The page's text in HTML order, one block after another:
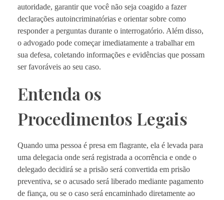
autoridade, garantir que você não seja coagido a fazer
declarações autoincriminatórias e orientar sobre como
responder a perguntas durante o interrogatório. Além disso,
o advogado pode começar imediatamente a trabalhar em
sua defesa, coletando informações e evidências que possam
ser favoráveis ao seu caso.
Entenda os
Procedimentos Legais
Quando uma pessoa é presa em flagrante, ela é levada para
uma delegacia onde será registrada a ocorrência e onde o
delegado decidirá se a prisão será convertida em prisão
preventiva, se o acusado será liberado mediante pagamento
de fiança, ou se o caso será encaminhado diretamente ao